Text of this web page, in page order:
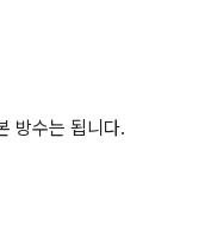
방수는 됩니다.